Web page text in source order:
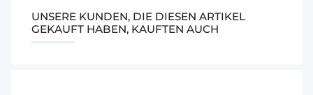
UNSERE KUNDEN, DIE DIESEN ARTIKEL
GEKAUFT HABEN, KAUFTEN AUCH